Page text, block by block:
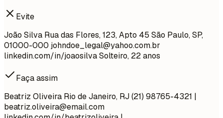
Evite
João Silva Rua das Flores, 123, Apto 45 São Paulo, SP,
01000-000 johndoe_legal@yahoo.com.br
linkedin.com/in/joaosilva Solteiro, 22 anos
Faça assim
Beatriz Oliveira Rio de Janeiro, RJ (21) 98765-4321 |
beatriz.oliveira@email.com